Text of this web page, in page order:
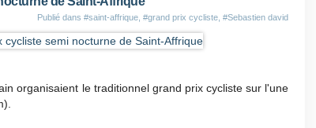
Publié dans #saint-affrique #grand prix cycliste #Sebastien david
organisaient le traditionnel grand prix cycliste sur l'une